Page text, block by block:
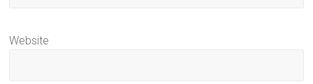
Website